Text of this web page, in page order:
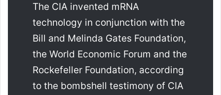
The CIA invented mRNA
technology in conjunction with the
Bill and Melinda Gates Foundation,
the World Economic Forum and the
Rockefeller Foundation, according
to the bombshell testimony of CIA